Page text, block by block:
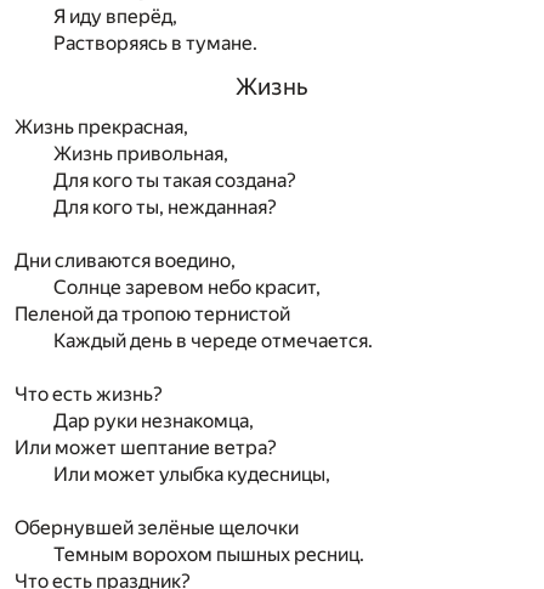
Я иду вперёд,
Растворяясь в тумане.
Жизнь
Жизнь прекрасная,
Жизнь привольная,
Для кого ты такая создана?
Для кого ты, нежданная?
Дни сливаются воедино,
Солнце заревом небо красит,
Пеленой да тропою тернистой
Каждый день в череде отмечается.
Что есть жизнь?
Дар руки незнакомца,
Или может шептание ветра?
Или может улыбка кудесницы,
Обернувшей зелёные щелочки
Темным ворохом пышных ресниц.
Что есть праздник?